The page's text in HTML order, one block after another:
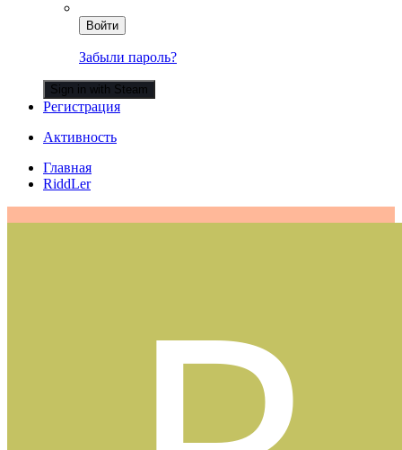
Войти
Забыли пароль?
Sign in with Steam
Регистрация
Активность
Главная
RiddLer